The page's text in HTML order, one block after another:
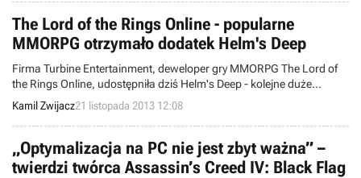
The Lord of the Rings Online - popularne
MMORPG otrzymało dodatek Helm's Deep
Firma Turbine Entertainment, deweloper gry MMORPG The Lord of
the Rings Online, udostępniła dziś Helm's Deep - kolejne duże
rozszerzenie, wprowadzające między innymi nowe obszary do
zachodniego Rohanu.
Kamil Zwijacz21 listopada 2013 12:08
„Optymalizacja na PC nie jest zbyt ważna” –
twierdzi twórca Assassin’s Creed IV: Black Flag